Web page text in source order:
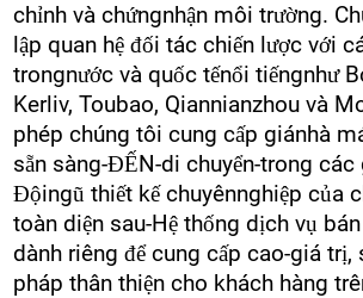
chỉnh và chứngnhận môi trường.
lập quan hệ đối tác chiến lược với
trongnước và quốc tếnổi tiếngnhư
Kerliv, Toubao, Qiannianzhou và
phép chúng tôi cung cấp giánhà
sẵn sàng-ĐẾN-di chuyển-trong các
Độingũ thiết kế chuyênnghiệp của
toàn diện sau-Hệ thống dịch vụ
dành riêng để cung cấp cao-giá trị,
pháp thân thiện cho khách hàng